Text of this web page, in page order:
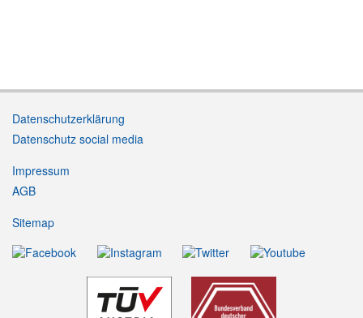
Datenschutzerklärung
Datenschutz social media
Impressum
AGB
Sitemap